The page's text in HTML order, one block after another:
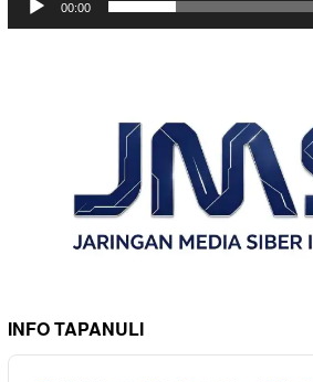
00:00
INFO TAPANULI